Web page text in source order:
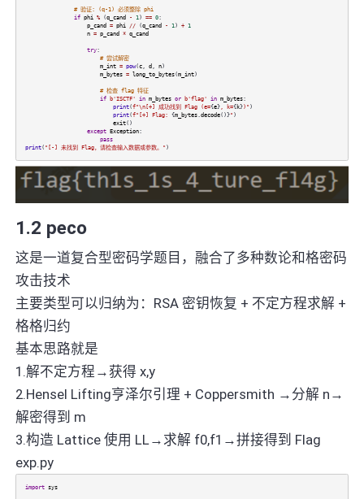
# 验证: (q-1) 必须整除 phi
if phi %(q_cand - 1 ) == 0:
p_cand = phi //(q_cand - 1 ) + 1
n = p_cand * q_cand
try:
# 尝试解密
m_int = pow(c, d, n)
m_bytes = long_to_bytes(m_int)
# 检查 flag 特征
if b'ISCTF' in m_bytes or b'flag' in m_bytes:
print(f"\n[+] 成功找到 Flag (e={e}, k={k})" )
print(f"[+] Flag: {m_bytes. decode()}" )
exit()
except Exception:
pass
print( "[-] 未找到 Flag，请检查输入数据或参数。" )
1.2 peco
这是一道复合型密码学题目，融合了多种数论和格密码
攻击技术
主要类型可以归纳为：RSA 密钥恢复 + 不定方程求解 +
格格归约
基本思路就是
1.解不定方程→获得 x,y
2.Hensel Lifting亨泽尔引理 + Coppersmith →分解 n→
解密得到 m
3.构造 Lattice 使用 LL→求解 f0,f1→拼接得到 Flag
exp.py
import sys